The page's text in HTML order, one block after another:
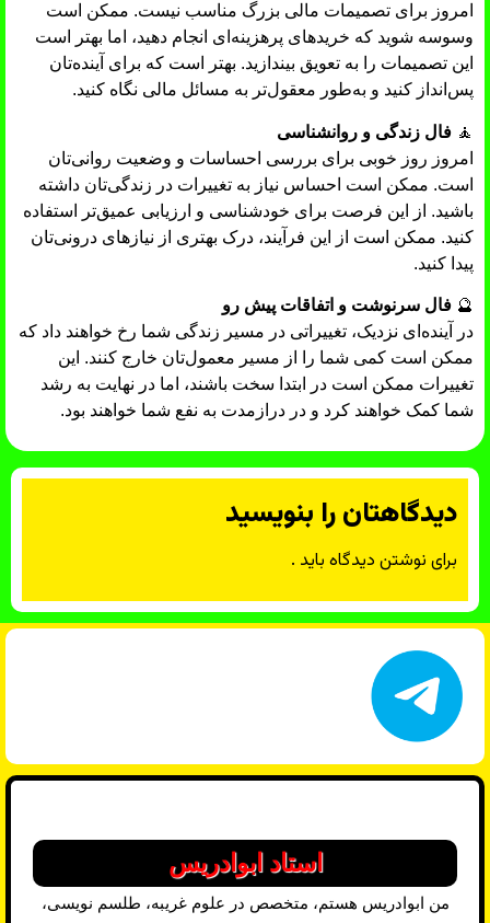
امروز برای تصمیمات مالی بزرگ مناسب نیست. ممکن است
وسوسه شوید که خریدهای پرهزینه‌ای انجام دهید، اما بهتر است
این تصمیمات را به تعویق بیندازید. بهتر است که برای آینده‌تان
پس‌انداز کنید و به‌طور معقول‌تر به مسائل مالی نگاه کنید.
🧘 فال زندگی و روانشناسی
امروز روز خوبی برای بررسی احساسات و وضعیت روانی‌تان
است. ممکن است احساس نیاز به تغییرات در زندگی‌تان داشته
باشید. از این فرصت برای خودشناسی و ارزیابی عمیق‌تر استفاده
کنید. ممکن است از این فرآیند، درک بهتری از نیازهای درونی‌تان
پیدا کنید.
🔮 فال سرنوشت و اتفاقات پیش رو
در آینده‌ای نزدیک، تغییراتی در مسیر زندگی شما رخ خواهند داد که
ممکن است کمی شما را از مسیر معمول‌تان خارج کنند. این
تغییرات ممکن است در ابتدا سخت باشند، اما در نهایت به رشد
شما کمک خواهند کرد و در درازمدت به نفع شما خواهند بود.
دیدگاهتان را بنویسید
برای نوشتن دیدگاه باید .
استاد ابوادریس
من ابوادریس هستم، متخصص در علوم غریبه، طلسم نویسی،